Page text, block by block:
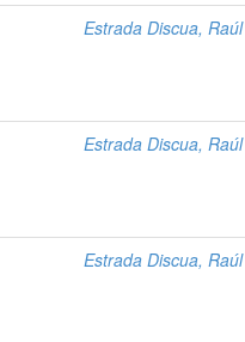
Estrada Discua, Raúl
Estrada Discua, Raúl
Estrada Discua, Raúl